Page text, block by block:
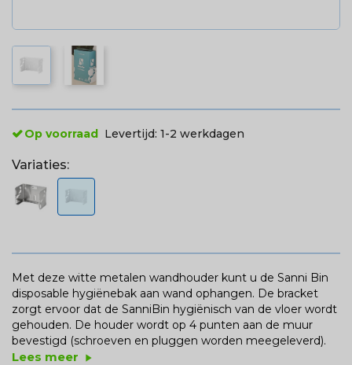
Op voorraad Levertijd: 1-2 werkdagen
Variaties:
Met deze witte metalen wandhouder kunt u de Sanni Bin
disposable hygiënebak aan wand ophangen. De bracket
zorgt ervoor dat de SanniBin hygiënisch van de vloer wordt
gehouden. De houder wordt op 4 punten aan de muur
bevestigd (schroeven en pluggen worden meegeleverd).
Lees meer play_arrow